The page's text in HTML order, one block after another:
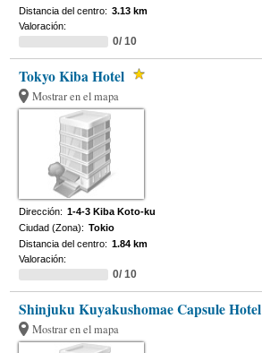
Distancia del centro: 3.13 km
Valoración:
0/ 10
Tokyo Kiba Hotel
Mostrar en el mapa
Dirección: 1-4-3 Kiba Koto-ku
Ciudad (Zona): Tokio
Distancia del centro: 1.84 km
Valoración:
0/ 10
Shinjuku Kuyakushomae Capsule Hotel
Mostrar en el mapa